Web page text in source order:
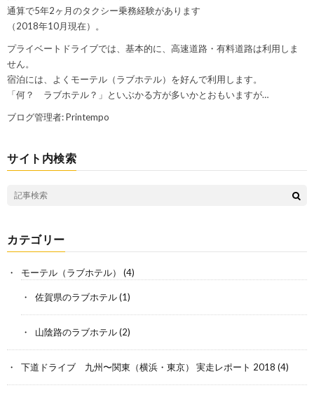
通算で5年2ヶ月のタクシー乗務経験があります
（2018年10月現在）。
プライベートドライブでは、基本的に、高速道路・有料道路は利用しま
せん。
宿泊には、よくモーテル（ラブホテル）を好んで利用します。
「何？ ラブホテル？」といぶかる方が多いかとおもいますが…
ブログ管理者: Printempo
サイト内検索
カテゴリー
モーテル（ラブホテル） (4)
佐賀県のラブホテル(1)
山陰路のラブホテル(2)
下道ドライブ 九州〜関東（横浜・東京） 実走レポート 2018 (4)